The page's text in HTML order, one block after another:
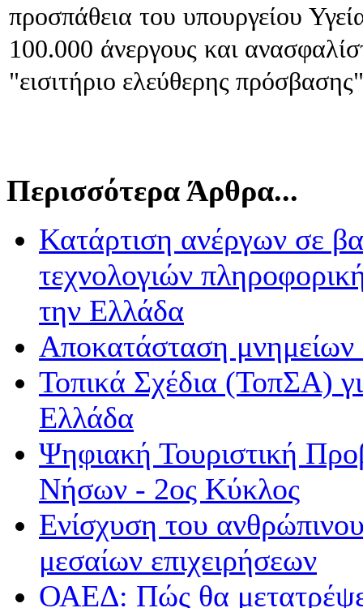
προσπάθεια του υπουργείου
100.000 άνεργους και
"εισιτήριο ελεύθερης
Περισσότερα Άρθρα...
Κατάρτιση ανέργων σε
τεχνολογιών
την Ελλάδα
Αποκατάσταση μνημείων
Τοπικά Σχέδια (ΤοπΣΑ)
Ελλάδα
Ψηφιακή Τουριστική
Νήσων - 2ος Κύκλος
Ενίσχυση του
μεσαίων επιχειρήσεων
ΟΑΕΔ: Πώς θα